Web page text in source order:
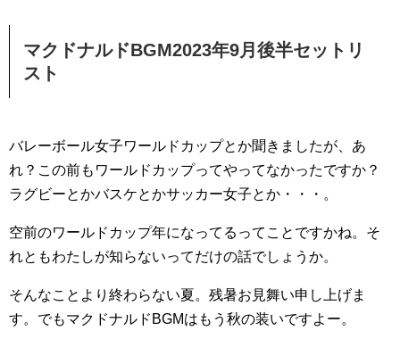
マクドナルドBGM2023年9月後半セットリ
スト
バレーボール女子ワールドカップとか聞きましたが、あ
れ？この前もワールドカップってやってなかったですか？
ラグビーとかバスケとかサッカー女子とか・・・。
空前のワールドカップ年になってるってことですかね。そ
れともわたしが知らないってだけの話でしょうか。
そんなことより終わらない夏。残暑お見舞い申し上げま
す。でもマクドナルドBGMはもう秋の装いですよー。